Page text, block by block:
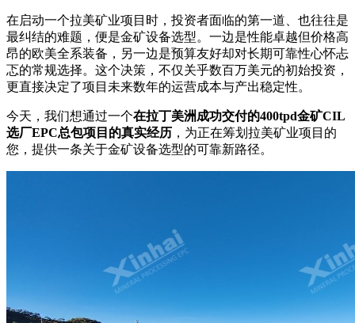
在启动一个拉美矿业项目时，投资者面临的第一道、也往往是
最纠结的难题，便是金矿设备选型。一边是性能卓越但价格高
昂的欧美全系装备，另一边是预算友好却对长期可靠性心怀忐
忑的常规选择。这个决策，不仅关乎数百万美元的初始投资，
更直接决定了项目未来数年的运营成本与产出稳定性。
今天，我们想通过一个在拉丁美洲成功交付的400tpd金矿CIL
选厂EPC总包项目的真实经历 ，为正在筹划拉美矿业项目的
您，提供一条关于金矿设备选型的可靠新路径。